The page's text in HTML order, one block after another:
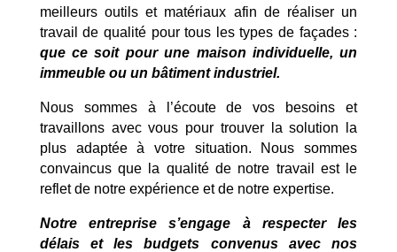
meilleurs outils et matériaux afin de réaliser un
travail de qualité pour tous les types de façades :
que ce soit pour une maison individuelle, un
immeuble ou un bâtiment industriel.
Nous sommes à l’écoute de vos besoins et
travaillons avec vous pour trouver la solution la
plus adaptée à votre situation. Nous sommes
convaincus que la qualité de notre travail est le
reflet de notre expérience et de notre expertise.
Notre entreprise s’engage à respecter les
délais et les budgets convenus avec nos